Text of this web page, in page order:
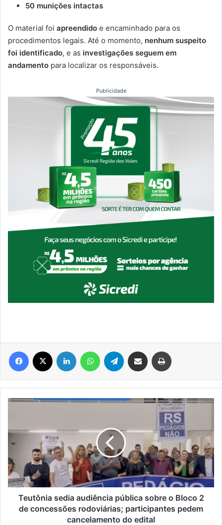
50 munições intactas
O material foi apreendido e encaminhado para os
procedimentos legais. Até o momento, nenhum suspeito
foi identificado, e as investigações seguem em
andamento para localizar os responsáveis.
Publicidade
Facebook Linkedin WhatsAppTelegram Compartilhar via e-mail
Teutônia
pública
sobre
Bloco
2
de
concessões
rodoviárias;
Teutônia sedia audiência pública sobre o Bloco 2
de concessões rodoviárias; participantes pedem
cancelamento do edital